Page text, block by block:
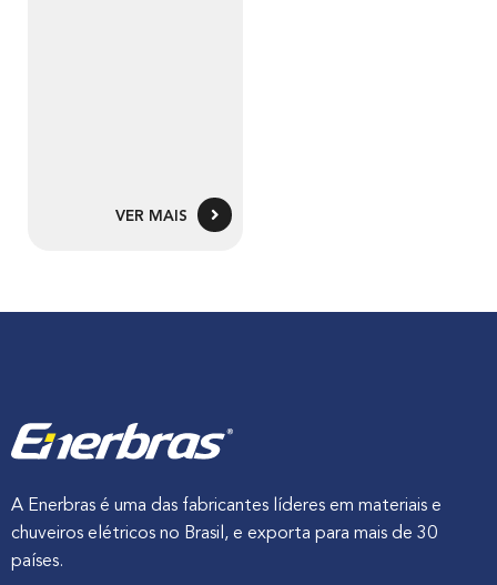
VER MAIS
A Enerbras é uma das fabricantes líderes em materiais e
chuveiros elétricos no Brasil, e exporta para mais de 30
países.